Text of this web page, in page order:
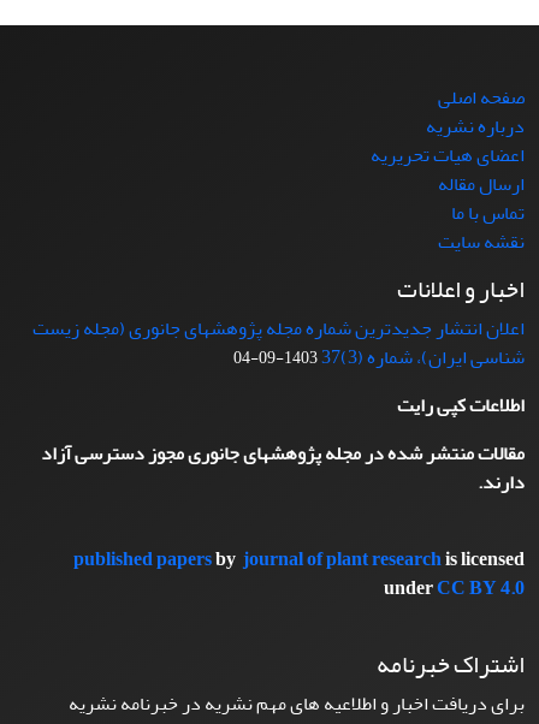
صفحه اصلی
درباره نشریه
اعضای هیات تحریریه
ارسال مقاله
تماس با ما
نقشه سایت
اخبار و اعلانات
اعلان انتشار جدیدترین شماره مجله پژوهشهای جانوری (مجله زیست
شناسی ایران)، شماره (3)37
1403-09-04
اطلاعات کپی رایت
مقالات منتشر شده در مجله پژوهشهای جانوری مجوز دسترسی آزاد
دارند.
published papersbyjournal of plant researchis licensed
underCC BY 4.0
اشتراک خبرنامه
برای دریافت اخبار و اطلاعیه های مهم نشریه در خبرنامه نشریه